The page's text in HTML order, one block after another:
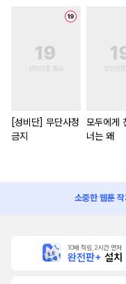
[성비단] 무단사정
금지
모두에게
너는 왜
소중한 웹툰 작
10배 적립, 2시간 먼저
완전판+ 설치